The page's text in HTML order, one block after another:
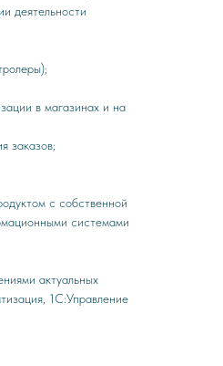
деятельности
в магазинах и на
заказов;
с собственной
системами
актуальных
1С:Управление